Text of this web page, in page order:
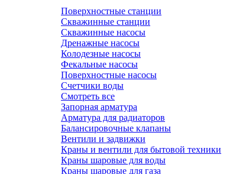
Поверхностные станции
Скважинные станции
Скважинные насосы
Дренажные насосы
Колодезные насосы
Фекальные насосы
Поверхностные насосы
Счетчики воды
Смотреть все
Запорная арматура
Арматура для радиаторов
Балансировочные клапаны
Вентили и задвижки
Краны и вентили для бытовой техники
Краны шаровые для воды
Краны шаровые для газа